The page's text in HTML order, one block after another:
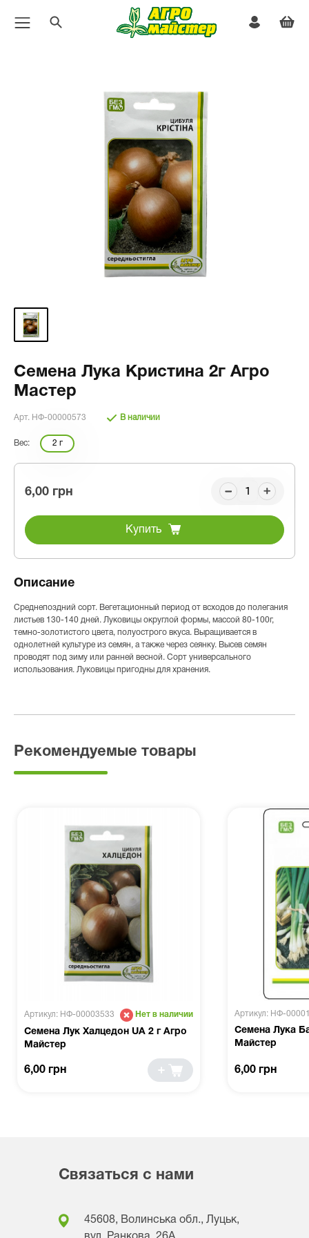
Семена Лука Кристина 2г Агро
Мастер
Арт. НФ-00000573 В наличии
Вес: 2 г
6,00 грн
Купить
Описание
Среднепоздний сорт. Вегетационный период от всходов до полегания
листьев 130-140 дней. Луковицы округлой формы, массой 80-100г,
темно-золотистого цвета, полуострого вкуса. Выращивается в
однолетней культуре из семян, а также через сеянку. Высев семян
проводят под зиму или ранней весной. Сорт универсального
использования. Луковицы пригодны для хранения.
Рекомендуемые товары
Артикул: НФ-00003533 Нет в наличии
Семена Лук Халцедон UA 2 г Агро
Майстер
6,00 грн
Артикул: НФ-
Семена Лука
Майстер
6,00 грн
Связаться с нами
45608, Волинська обл., Луцьк,